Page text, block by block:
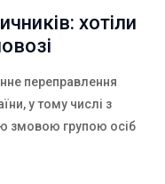
хотіли
переправлення
у тому числі з
змовою групою осіб